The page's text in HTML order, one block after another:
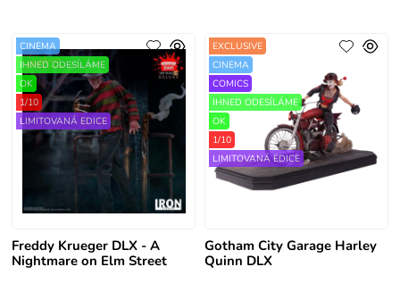
Freddy Krueger DLX - A
Nightmare on Elm Street
CINEMA
IHNED ODESÍLÁME
OK
1/10
LIMITOVANÁ EDICE
Gotham City Garage Harley
Quinn DLX
EXCLUSIVE
CINEMA
COMICS
IHNED ODESÍLÁME
OK
1/10
LIMITOVANÁ EDICE